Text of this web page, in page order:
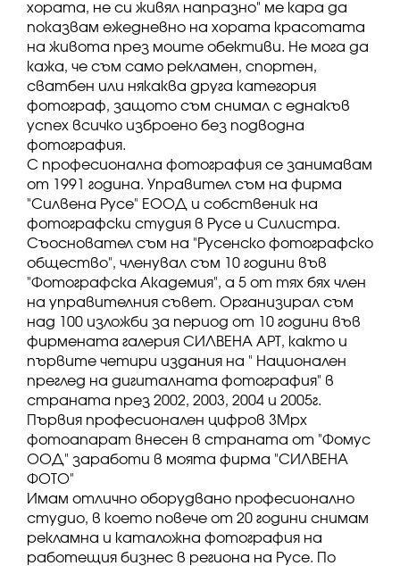
хората, не си живял напразно" ме кара да
показвам ежедневно на хората красотата
на живота през моите обективи. Не мога да
кажа, че съм само рекламен, спортен,
сватбен или някаква друга категория
фотограф, защото съм снимал с еднакъв
успех всичко изброено без подводна
фотография.
С професионална фотография се занимавам
от 1991 година. Управител съм на фирма
"Силвена Русе" ЕООД и собственик на
фотографски студия в Русе и Силистра.
Съосновател съм на "Русенско фотографско
общество", членувал съм 10 години във
"Фотографска Академия", а 5 от тях бях член
на управителния съвет. Организирал съм
над 100 изложби за период от 10 години във
фирмената галерия СИЛВЕНА АРТ, както и
първите четири издания на " Национален
преглед на дигиталната фотография" в
страната през 2002, 2003, 2004 и 2005г.
Първия професионален цифров 3Мpx
фотоапарат внесен в страната от "Фомус
ООД" заработи в моята фирма "СИЛВЕНА
ФОТО"
Имам отлично оборудвано професионално
студио, в което повече от 20 години снимам
рекламна и каталожна фотография на
работещия бизнес в региона на Русе. По